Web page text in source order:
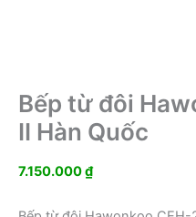
Bếp từ đôi
II Hàn Quốc
7.150.000₫